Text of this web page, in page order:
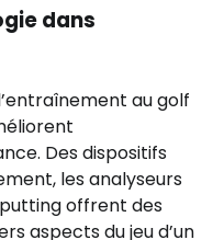
dans
au golf
Des dispositifs
les analyseurs
offrent des
aspects du jeu d’un